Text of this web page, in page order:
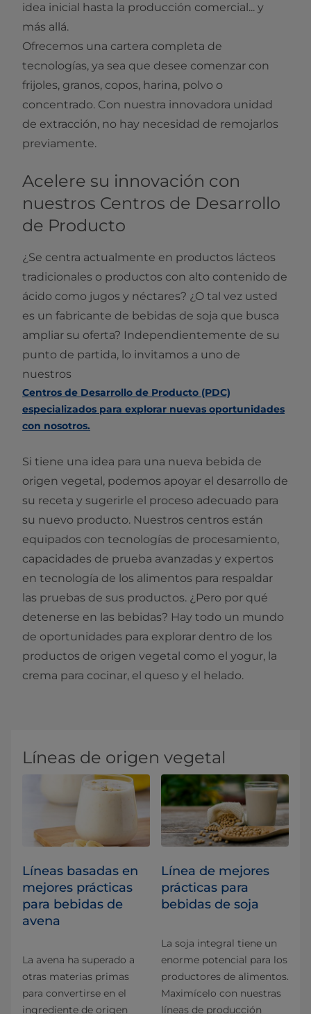
idea inicial hasta la producción comercial... y
más allá.
Ofrecemos una cartera completa de
tecnologías, ya sea que desee comenzar con
frijoles, granos, copos, harina, polvo o
concentrado. Con nuestra innovadora unidad
de extracción, no hay necesidad de remojarlos
previamente.
Acelere su innovación con
nuestros Centros de Desarrollo
de Producto
¿Se centra actualmente en productos lácteos
tradicionales o productos con alto contenido de
ácido como jugos y néctares? ¿O tal vez usted
es un fabricante de bebidas de soja que busca
ampliar su oferta? Independientemente de su
punto de partida, lo invitamos a uno de
nuestros
Centros de Desarrollo de Producto (PDC)
especializados para explorar nuevas oportunidades
con nosotros.​
Si tiene una idea para una nueva bebida de
origen vegetal, podemos apoyar el desarrollo de
su receta y sugerirle el proceso adecuado para
su nuevo producto. Nuestros centros están
equipados con tecnologías de procesamiento,
capacidades de prueba avanzadas y expertos
en tecnología de los alimentos para respaldar
las pruebas de sus productos. ¿Pero por qué
detenerse en las bebidas? Hay todo un mundo
de oportunidades para explorar dentro de los
productos de origen vegetal como el yogur, la
crema para cocinar, el queso y el helado.​​
Líneas de origen vegetal
Líneas basadas en
mejores prácticas
para bebidas de
avena
La avena ha superado a
otras materias primas
para convertirse en el
ingrediente de origen
Línea de mejores
prácticas para
bebidas de soja
La soja integral tiene un
enorme potencial para los
productores de alimentos.
Maximícelo con nuestras
líneas de producción